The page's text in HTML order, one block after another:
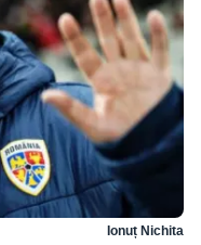
Ionuț Nichita